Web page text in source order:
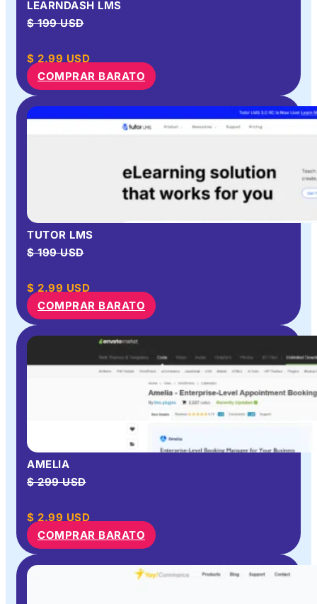
LEARNDASH LMS
$ 199 USD
$ 2.99 USD
COMPRAR BARATO
TUTOR LMS
$ 199 USD
$ 2.99 USD
COMPRAR BARATO
AMELIA
$ 299 USD
$ 2.99 USD
COMPRAR BARATO